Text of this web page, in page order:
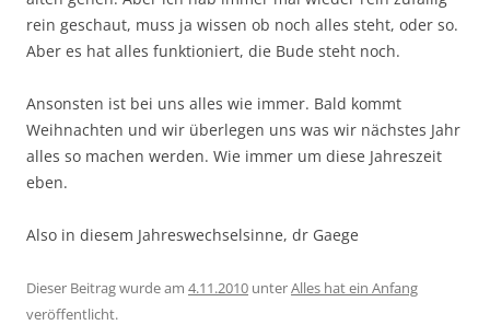
rein geschaut, muss ja wissen ob noch alles steht, oder so.
Aber es hat alles funktioniert, die Bude steht noch.
Ansonsten ist bei uns alles wie immer. Bald kommt
Weihnachten und wir überlegen uns was wir nächstes Jahr
alles so machen werden. Wie immer um diese Jahreszeit
eben.
Also in diesem Jahreswechselsinne, dr Gaege
Dieser Beitrag wurde am 4.11.2010 unterAlles hat ein Anfang
veröffentlicht.